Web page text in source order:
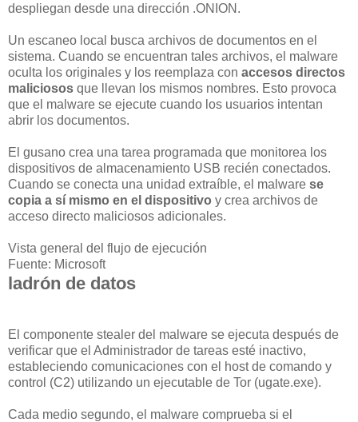
despliegan desde una dirección .ONION.
Un escaneo local busca archivos de documentos en el
sistema. Cuando se encuentran tales archivos, el malware
oculta los originales y los reemplaza con accesos directos
maliciosos que llevan los mismos nombres. Esto provoca
que el malware se ejecute cuando los usuarios intentan
abrir los documentos.
El gusano crea una tarea programada que monitorea los
dispositivos de almacenamiento USB recién conectados.
Cuando se conecta una unidad extraíble, el malware se
copia a sí mismo en el dispositivo y crea archivos de
acceso directo maliciosos adicionales.
Vista general del flujo de ejecución
Fuente: Microsoft
ladrón de datos
El componente stealer del malware se ejecuta después de
verificar que el Administrador de tareas esté inactivo,
estableciendo comunicaciones con el host de comando y
control (C2) utilizando un ejecutable de Tor (ugate.exe).
Cada medio segundo, el malware comprueba si el